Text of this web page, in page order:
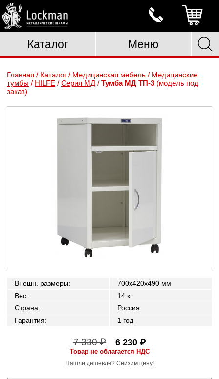
Каталог Меню
Главная / Каталог / Медицинская мебель / Медицинские
тумбы / HILFE / Серия МД / Тумба МД ТП-3 (модель под
заказ)
Внешн. размеры:
700x420x490 мм
Вес:
14 кг
Страна:
Россия
Гарантия: 1 год
7 330 ₽ 6 230 ₽
Товар не облагается НДС
Нашли дешевле? Снизим цену!